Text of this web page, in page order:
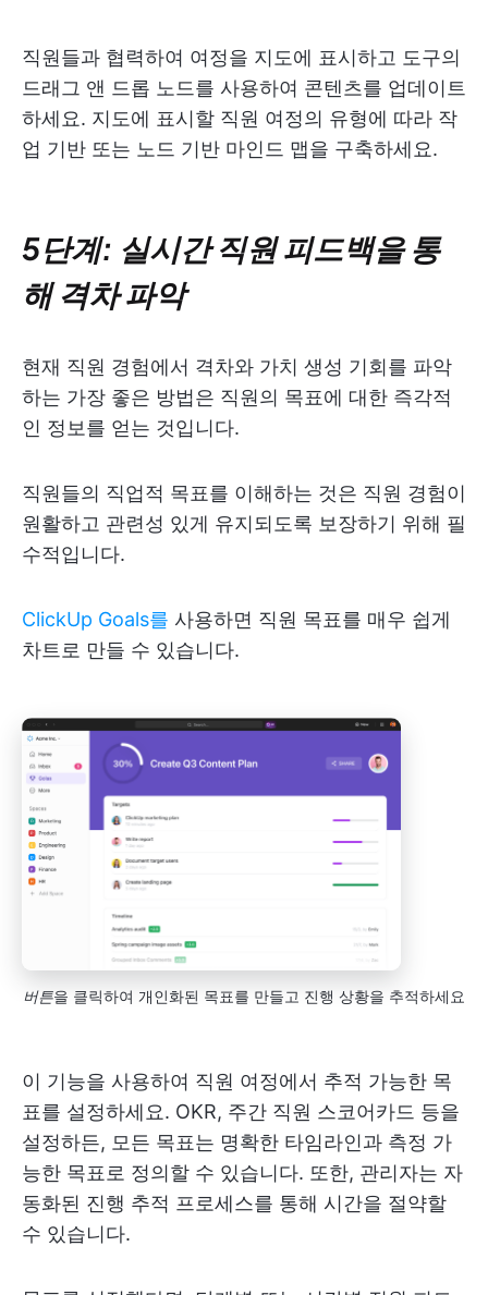
직원들과 협력하여 여정을 지도에 표시하고 도구의
드래그 앤 드롭 노드를 사용하여 콘텐츠를 업데이트
하세요. 지도에 표시할 직원 여정의 유형에 따라 작
업 기반 또는 노드 기반 마인드 맵을 구축하세요.
5단계: 실시간 직원 피드백을 통
해 격차 파악
현재 직원 경험에서 격차와 가치 생성 기회를 파악
하는 가장 좋은 방법은 직원의 목표에 대한 즉각적
인 정보를 얻는 것입니다.
직원들의 직업적 목표를 이해하는 것은 직원 경험이
원활하고 관련성 있게 유지되도록 보장하기 위해 필
수적입니다.
ClickUp Goals를 사용하면 직원 목표를 매우 쉽게
차트로 만들 수 있습니다.
버튼을 클릭하여 개인화된 목표를 만들고 진행 상황을 추적하세요
이 기능을 사용하여 직원 여정에서 추적 가능한 목
표를 설정하세요. OKR, 주간 직원 스코어카드 등을
설정하든, 모든 목표는 명확한 타임라인과 측정 가
능한 목표로 정의할 수 있습니다. 또한, 관리자는 자
동화된 진행 추적 프로세스를 통해 시간을 절약할
수 있습니다.